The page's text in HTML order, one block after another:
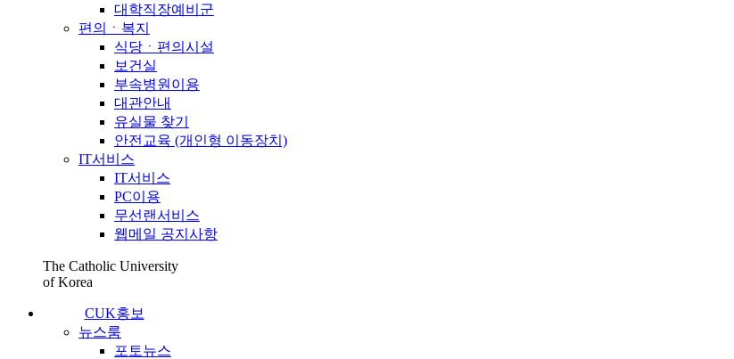
대학직장예비군
편의ㆍ복지
식당ㆍ편의시설
보건실
부속병원이용
대관안내
유실물 찾기
안전교육 (개인형 이동장치)
IT서비스
IT서비스
PC이용
무선랜서비스
웹메일 공지사항
The Catholic University
of Korea
CUK홍보
뉴스룸
포토뉴스